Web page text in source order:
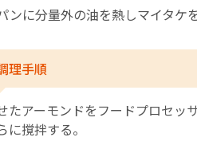
ンに分量外の油を熱しマイタケ
理手順
たアーモンドをフードプロセッ
に撹拌する。